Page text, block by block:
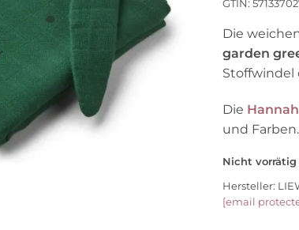
GTIN:
Die
garden
Stoffwindel
Die
und Farben.
Nicht vorrätig
Hersteller:
[email